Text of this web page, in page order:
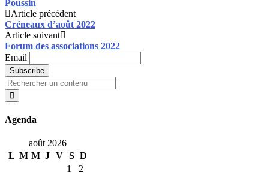
Poussin
Post
navigation
Article précédent
Créneaux d’août 2022
Article suivant
Forum des associations 2022
Email
Search
for:
Agenda
août 2026
L M M J V S D
1
2